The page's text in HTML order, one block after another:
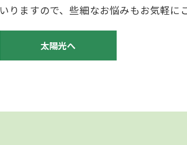
いりますので、些細なお悩みもお気軽に
太陽光へ